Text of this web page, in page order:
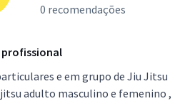
0 recomendações
profissional
e em grupo de Jiu Jitsu
adulto masculino e femenino ,